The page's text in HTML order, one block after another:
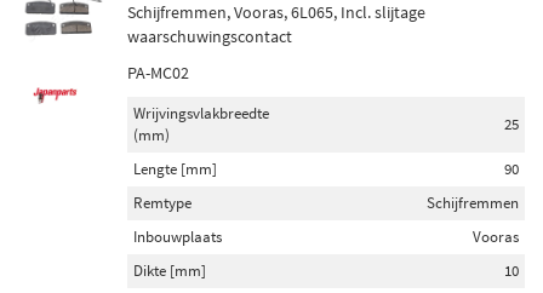
Schijfremmen, Vooras, 6L065, Incl. slijtage
waarschuwingscontact
PA-MC02
Wrijvingsvlakbreedte
(mm)
25
Lengte [mm]
90
Remtype
Schijfremmen
Inbouwplaats
Vooras
Dikte [mm]
10